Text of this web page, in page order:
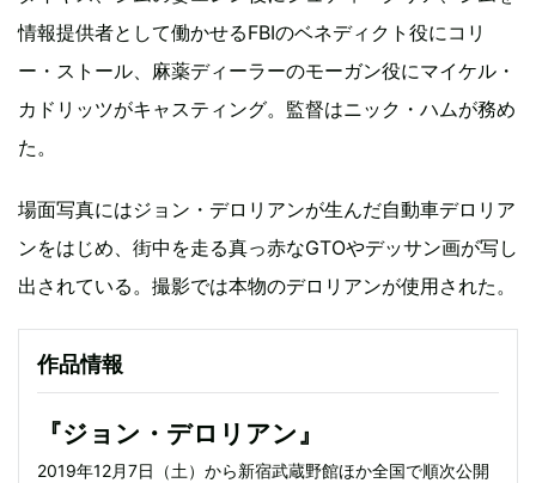
情報提供者として働かせるFBIのベネディクト役にコリ
ー・ストール、麻薬ディーラーのモーガン役にマイケル・
カドリッツがキャスティング。監督はニック・ハムが務め
た。
場面写真にはジョン・デロリアンが生んだ自動車デロリア
ンをはじめ、街中を走る真っ赤なGTOやデッサン画が写し
出されている。撮影では本物のデロリアンが使用された。
作品情報
『ジョン・デロリアン』
2019年12月7日（土）から新宿武蔵野館ほか全国で順次公開